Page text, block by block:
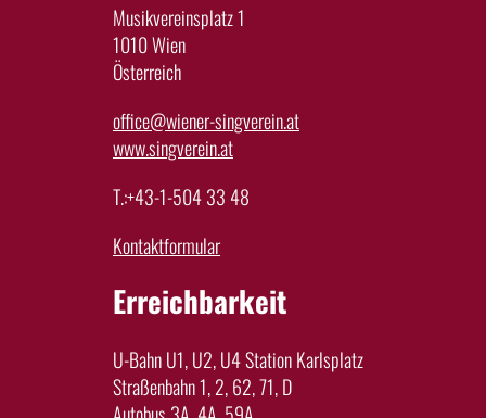
Musikvereinsplatz 1
1010 Wien
Österreich
office@wiener-singverein.at
www.singverein.at
T.:+43-1-504 33 48
Kontaktformular
Erreichbarkeit
U-Bahn U1, U2, U4 Station Karlsplatz
Straßenbahn 1, 2, 62, 71, D